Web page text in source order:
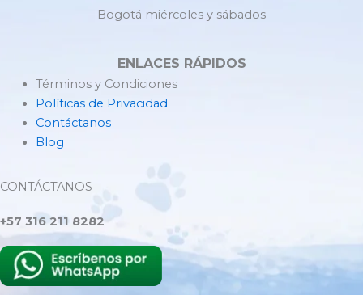
Bogotá miércoles y sábados
ENLACES RÁPIDOS
Términos y Condiciones
Políticas de Privacidad
Contáctanos
Blog
CONTÁCTANOS
+57 316 211 8282